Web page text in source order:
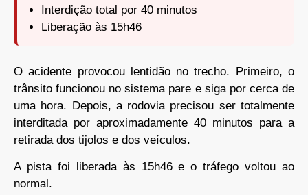
Interdição total por 40 minutos
Liberação às 15h46
O acidente provocou lentidão no trecho. Primeiro, o
trânsito funcionou no sistema pare e siga por cerca de
uma hora. Depois, a rodovia precisou ser totalmente
interditada por aproximadamente 40 minutos para a
retirada dos tijolos e dos veículos.
A pista foi liberada às 15h46 e o tráfego voltou ao
normal.